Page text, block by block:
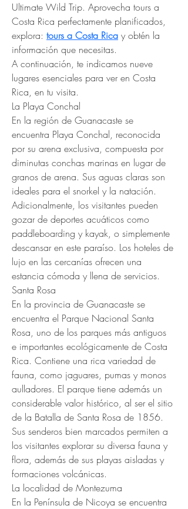
Ultimate Wild Trip. Aprovecha tours a
Costa Rica perfectamente planificados,
explora: tours a Costa Rica y obtén la
información que necesitas.
A continuación, te indicamos nueve
lugares esenciales para ver en Costa
Rica, en tu visita.
La Playa Conchal
En la región de Guanacaste se
encuentra Playa Conchal, reconocida
por su arena exclusiva, compuesta por
diminutas conchas marinas en lugar de
granos de arena. Sus aguas claras son
ideales para el snorkel y la natación.
Adicionalmente, los visitantes pueden
gozar de deportes acuáticos como
paddleboarding y kayak, o simplemente
descansar en este paraíso. Los hoteles de
lujo en las cercanías ofrecen una
estancia cómoda y llena de servicios.
Santa Rosa
En la provincia de Guanacaste se
encuentra el Parque Nacional Santa
Rosa, uno de los parques más antiguos
e importantes ecológicamente de Costa
Rica. Contiene una rica variedad de
fauna, como jaguares, pumas y monos
aulladores. El parque tiene además un
considerable valor histórico, al ser el sitio
de la Batalla de Santa Rosa de 1856.
Sus senderos bien marcados permiten a
los visitantes explorar su diversa fauna y
flora, además de sus playas aisladas y
formaciones volcánicas.
La localidad de Montezuma
En la Península de Nicoya se encuentra